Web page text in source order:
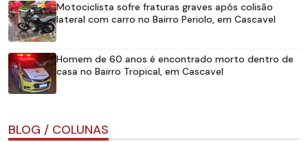
Motociclista sofre fraturas graves após colisão
lateral com carro no Bairro Periolo, em Cascavel
Homem de 60 anos é encontrado morto dentro de
casa no Bairro Tropical, em Cascavel
BLOG / COLUNAS